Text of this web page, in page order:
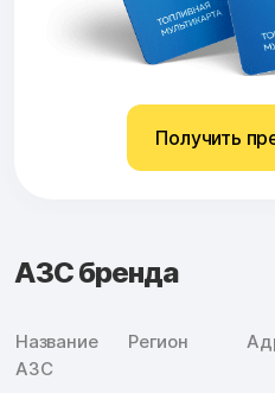
Получить
АЗС бренда
Название
АЗС
Регион